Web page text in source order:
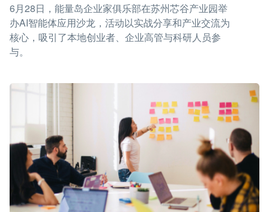
6月28日，能量岛企业家俱乐部在苏州芯谷产业园举
办AI智能体应用沙龙，活动以实战分享和产业交流为
核心，吸引了本地创业者、企业高管与科研人员参
与。